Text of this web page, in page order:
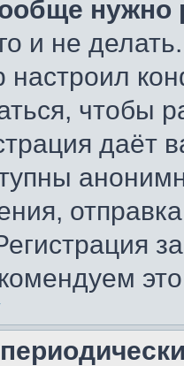
нужно
и не
настроил
чтобы
даёт